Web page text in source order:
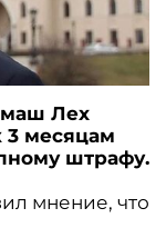
Лех
3 месяцам
штрафу.
мнение, что